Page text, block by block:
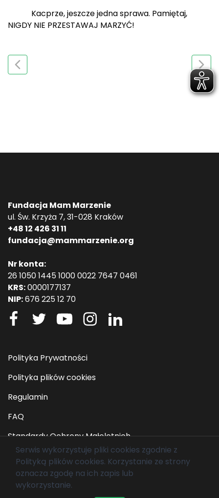
Kacprze, jeszcze jedna sprawa. Pamiętaj,
NIGDY NIE PRZESTAWAJ MARZYĆ!
Fundacja Mam Marzenie
ul. Św. Krzyża 7, 31-028 Kraków
+48 12 426 31 11
fundacja@mammarzenie.org
Nr konta:
26 1050 1445 1000 0022 7647 0461
KRS:0000177137
NIP:676 225 12 70
Polityka Prywatności
Polityka plików cookies
Regulamin
FAQ
Standardy Ochrony Małoletnich
© 2026 Fundacja Mam Marzenie. Wszelkie prawa
zastrzeżone.
Serwis wykorzystuje pliki cookies zgodnie z
Polityką plików cookies. Korzystanie ze strony
oznacza zgodę na ich zapis lub
wykorzystanie.